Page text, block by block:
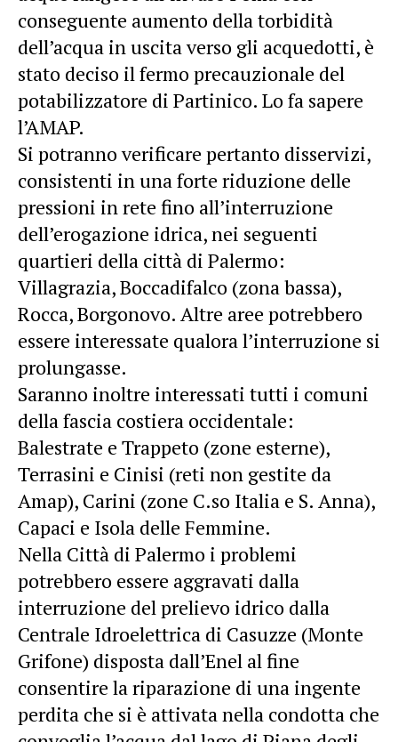
conseguente aumento della torbidità
dell’acqua in uscita verso gli acquedotti, è
stato deciso il fermo precauzionale del
potabilizzatore di Partinico. Lo fa sapere
l’AMAP.
Si potranno verificare pertanto disservizi,
consistenti in una forte riduzione delle
pressioni in rete fino all’interruzione
dell’erogazione idrica, nei seguenti
quartieri della città di Palermo:
Villagrazia, Boccadifalco (zona bassa),
Rocca, Borgonovo. Altre aree potrebbero
essere interessate qualora l’interruzione si
prolungasse.
Saranno inoltre interessati tutti i comuni
della fascia costiera occidentale:
Balestrate e Trappeto (zone esterne),
Terrasini e Cinisi (reti non gestite da
Amap), Carini (zone C.so Italia e S. Anna),
Capaci e Isola delle Femmine.
Nella Città di Palermo i problemi
potrebbero essere aggravati dalla
interruzione del prelievo idrico dalla
Centrale Idroelettrica di Casuzze (Monte
Grifone) disposta dall’Enel al fine
consentire la riparazione di una ingente
perdita che si è attivata nella condotta che